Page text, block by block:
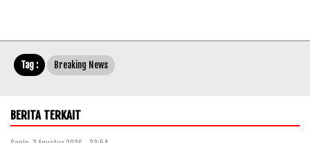
Tag : Breaking News
BERITA TERKAIT